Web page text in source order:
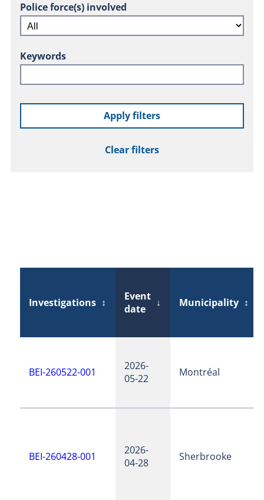
Police force(s) involved
Keywords
Apply filters
Clear filters
Investigations ↕
Event
date
↓ Municipality ↕
BEI-260522-001
2026-
05-22
Montréal
BEI-260428-001
2026-
04-28
Sherbrooke